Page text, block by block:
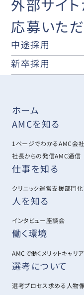
外部サイ
応募いた
中途採用
新卒採用
ホーム
AMCを知る
1ページでわかるAMC会
社長からの発信AMC通信
仕事を知る
クリニック運営支援部門化
人を知る
インタビュー座談会
働く環境
AMCで働くメリットキャリ
選考について
選考プロセス求める人物